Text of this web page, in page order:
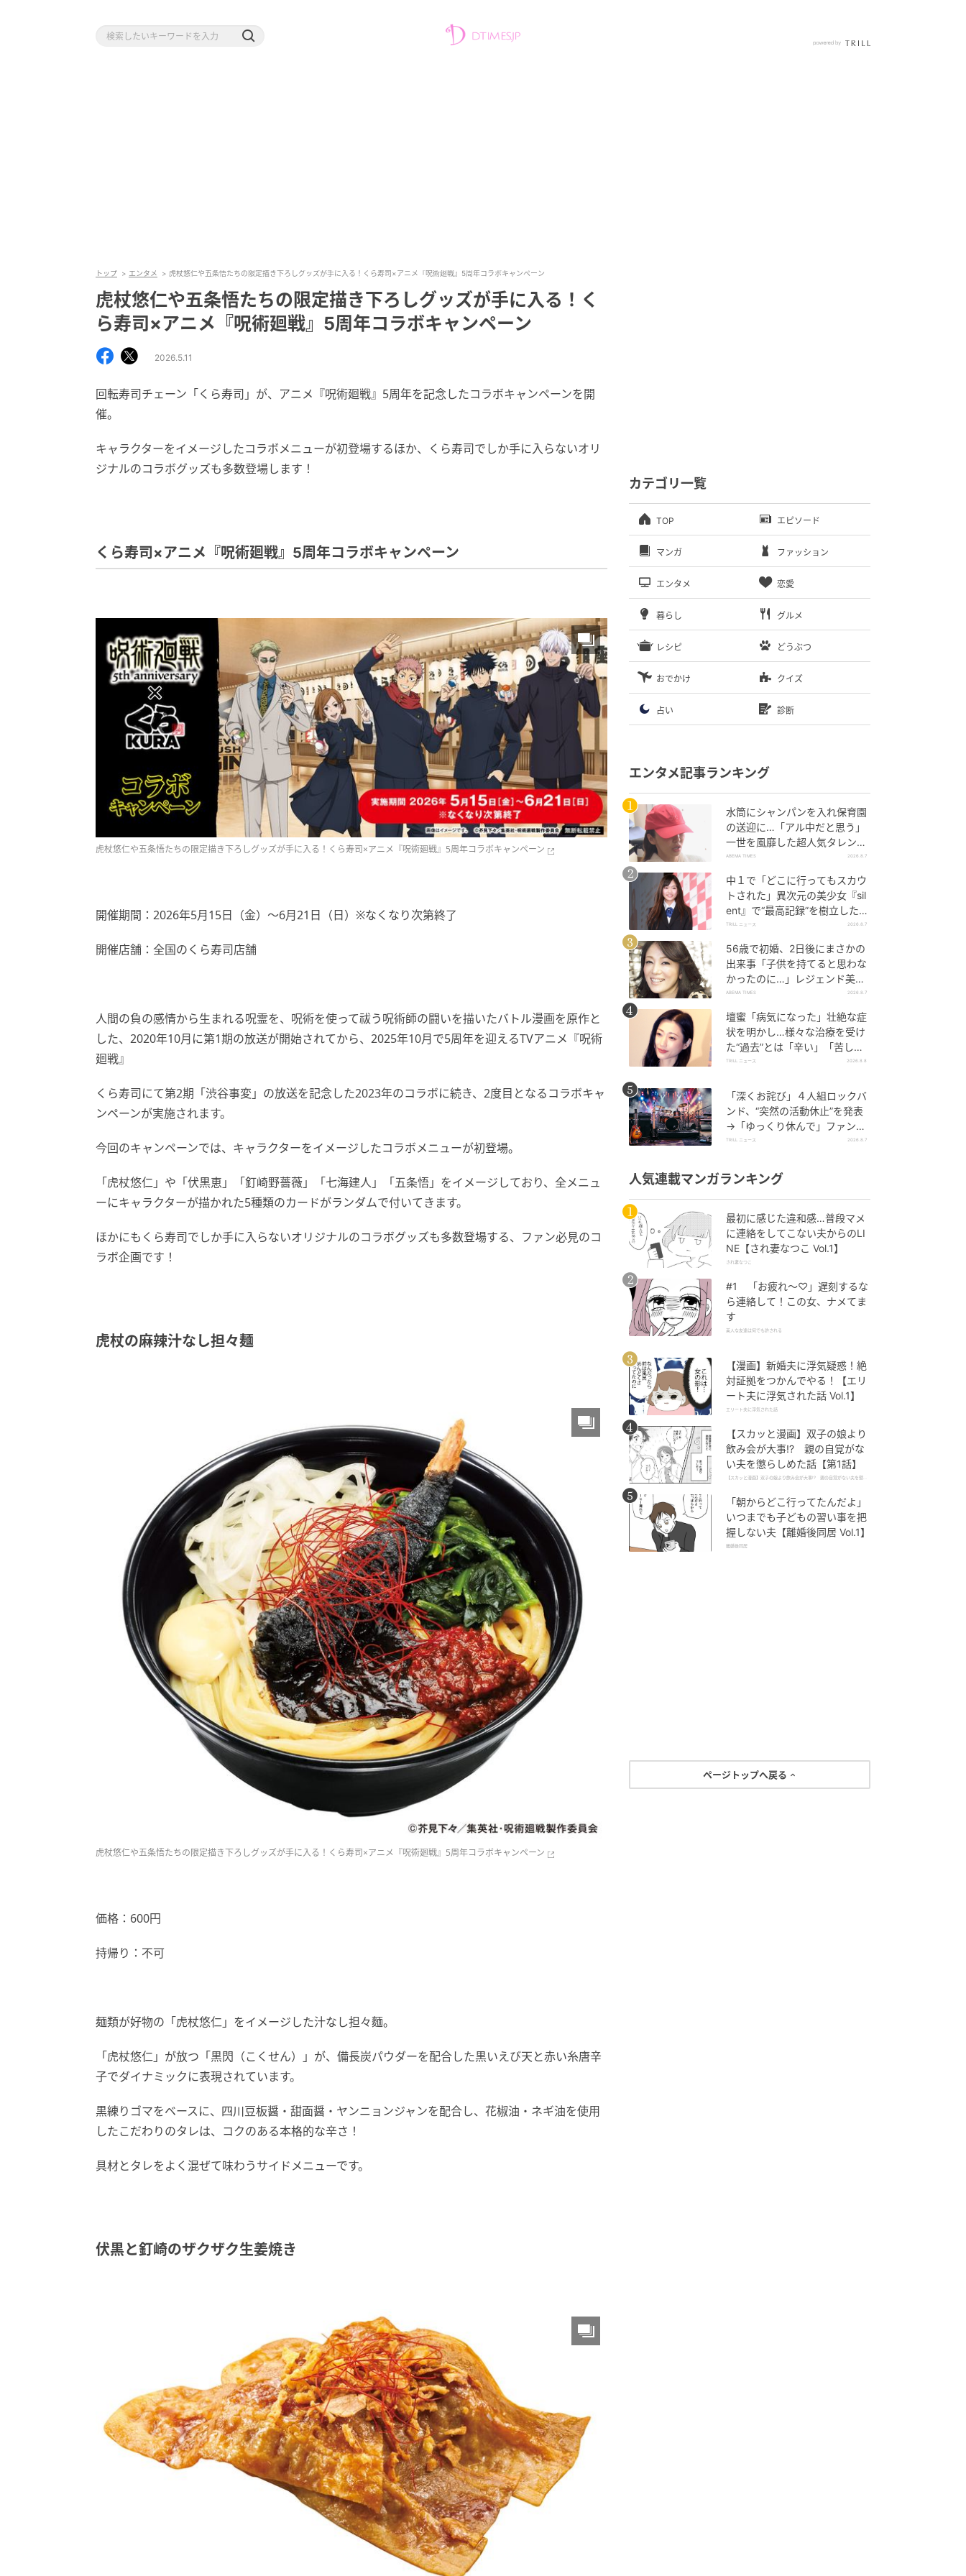
トップ エンタメ 虎杖悠仁や五条悟たちの限定描き下ろしグッズが手に入る！くら寿司×アニメ『呪術廻戦』5周年コラボキャンペーン
虎杖悠仁や五条悟たちの限定描き下ろしグッズが手に入る！く
ら寿司×アニメ『呪術廻戦』5周年コラボキャンペーン
2026.5.11
回転寿司チェーン「くら寿司」が、アニメ『呪術廻戦』5周年を記念したコラボキャンペーンを開
催。
キャラクターをイメージしたコラボメニューが初登場するほか、くら寿司でしか手に入らないオリ
ジナルのコラボグッズも多数登場します！
くら寿司×アニメ『呪術廻戦』5周年コラボキャンペーン
虎杖悠仁や五条悟たちの限定描き下ろしグッズが手に入る！くら寿司×アニメ『呪術廻戦』5周年コラボキャンペーン
開催期間：2026年5月15日（金）～6月21日（日）※なくなり次第終了
開催店舗：全国のくら寿司店舗
人間の負の感情から生まれる呪霊を、呪術を使って祓う呪術師の闘いを描いたバトル漫画を原作と
した、2020年10月に第1期の放送が開始されてから、2025年10月で5周年を迎えるTVアニメ『呪術
廻戦』
くら寿司にて第2期「渋谷事変」の放送を記念した2023年のコラボに続き、2度目となるコラボキャ
ンペーンが実施されます。
今回のキャンペーンでは、キャラクターをイメージしたコラボメニューが初登場。
「虎杖悠仁」や「伏黒恵」「釘崎野薔薇」「七海建人」「五条悟」をイメージしており、全メニュ
ーにキャラクターが描かれた5種類のカードがランダムで付いてきます。
ほかにもくら寿司でしか手に入らないオリジナルのコラボグッズも多数登場する、ファン必見のコ
ラボ企画です！
虎杖の麻辣汁なし担々麺
虎杖悠仁や五条悟たちの限定描き下ろしグッズが手に入る！くら寿司×アニメ『呪術廻戦』5周年コラボキャンペーン
価格：600円
持帰り：不可
麺類が好物の「虎杖悠仁」をイメージした汁なし担々麵。
「虎杖悠仁」が放つ「黒閃（こくせん）」が、備長炭パウダーを配合した黒いえび天と赤い糸唐辛
子でダイナミックに表現されています。
黒練りゴマをベースに、四川豆板醤・甜面醤・ヤンニョンジャンを配合し、花椒油・ネギ油を使用
したこだわりのタレは、コクのある本格的な辛さ！
具材とタレをよく混ぜて味わうサイドメニューです。
伏黒と釘崎のザクザク生姜焼き
カテゴリ一覧
TOP エピソード
マンガ ファッション
エンタメ 恋愛
暮らし グルメ
レシピ どうぶつ
おでかけ クイズ
占い 診断
エンタメ記事ランキング
水筒にシャンパンを入れ保育園
の送迎に…「アル中だと思う」
一世を風靡した超人気タレン
ト、酒漬けだった日々を告白
ABEMA TIMES 2026.8.7
中１で「どこに行ってもスカウ
トされた」異次元の美少女『sil
ent』で“最高記録”を樹立した
「反則級」の【トップ女優】
TRILL ニュース 2026.8.7
56歳で初婚、2日後にまさかの
出来事「子供を持てると思わな
かったのに…」レジェンド美魔
女が当時の心境を告白
ABEMA TIMES 2026.8.7
壇蜜「病気になった」壮絶な症
状を明かし…様々な治療を受け
た“過去”とは「辛い」「苦し
い」
TRILL ニュース 2026.8.8
「深くお詫び」４人組ロックバ
ンド、“突然の活動休止”を発表
→「ゆっくり休んで」ファン心
配の声
TRILL ニュース 2026.8.7
人気連載マンガランキング
最初に感じた違和感…普段マメ
に連絡をしてこない夫からのLI
NE【され妻なつこ Vol.1】
され妻なつこ
#1 「お疲れ〜♡」遅刻するな
ら連絡して！この女、ナメてま
す
美人な友達は何でも許される
【漫画】新婚夫に浮気疑惑！絶
対証拠をつかんでやる！【エリ
ート夫に浮気された話 Vol.1】
エリート夫に浮気された話
【スカッと漫画】双子の娘より
飲み会が大事!? 親の自覚がな
い夫を懲らしめた話【第1話】
【スカッと漫画】双子の娘より飲み会が大事!? 親の自覚がない夫を懲ら
「朝からどこ行ってたんだよ」
いつまでも子どもの習い事を把
握しない夫【離婚後同居 Vol.1】
離婚後同居
ページトップへ戻る